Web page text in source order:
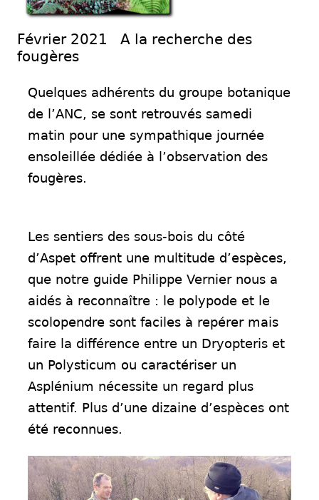
Février 2021 A la recherche des
fougères
Quelques adhérents du groupe botanique
de l’ANC, se sont retrouvés samedi
matin pour une sympathique journée
ensoleillée dédiée à l’observation des
fougères.
Les sentiers des sous-bois du côté
d’Aspet offrent une multitude d’espèces,
que notre guide Philippe Vernier nous a
aidés à reconnaître : le polypode et le
scolopendre sont faciles à repérer mais
faire la différence entre un Dryopteris et
un Polysticum ou caractériser un
Asplénium nécessite un regard plus
attentif. Plus d’une dizaine d’espèces ont
été reconnues.